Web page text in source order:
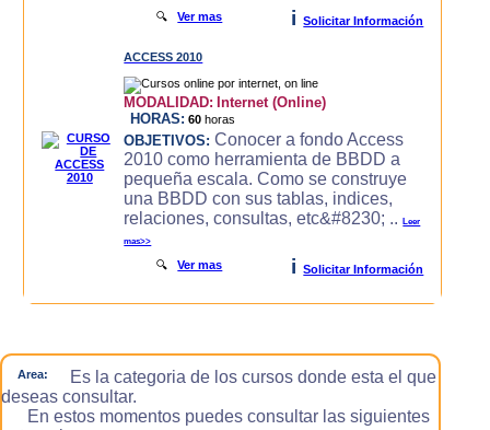
🔍Ver mas i Solicitar Información
ACCESS 2010
MODALIDAD: Internet (Online)
HORAS: 60 horas
OBJETIVOS: Conocer a fondo Access
2010 como herramienta de BBDD a
pequeña escala. Como se construye
una BBDD con sus tablas, indices,
relaciones, consultas, etc&#8230; ..Leer
mas>>
🔍Ver mas i Solicitar Información
Area:
Es la categoria de los cursos donde esta el que
deseas consultar.
En estos momentos puedes consultar las siguientes